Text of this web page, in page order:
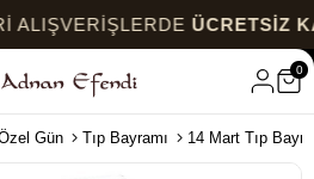
ÜCRETSİZ KARGO
0
Gün Tıp Bayramı